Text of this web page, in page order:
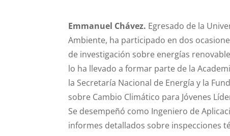
Emmanuel Chávez. Egresado de la
Ambiente, ha participado en dos
de investigación sobre energías
lo ha llevado a formar parte de la
la Secretaría Nacional de Energía y la
sobre Cambio Climático para Jóvenes
Se desempeñó como Ingeniero de
informes detallados sobre inspecciones